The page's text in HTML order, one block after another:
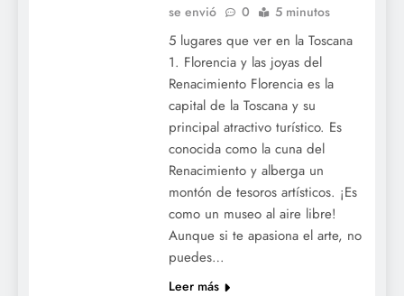
se envió
0 5 minutos
5 lugares que ver en la Toscana
1. Florencia y las joyas del
Renacimiento Florencia es la
capital de la Toscana y su
principal atractivo turístico. Es
conocida como la cuna del
Renacimiento y alberga un
montón de tesoros artísticos. ¡Es
como un museo al aire libre!
Aunque si te apasiona el arte, no
puedes…
Leer más